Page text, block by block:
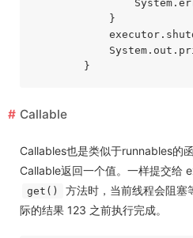
            }
Callable
Callables也是类似于runnables的
Callable返回一个值。一样提交给
get()
方法时，当前线程会阻
际的结果 123 之前执行完成。